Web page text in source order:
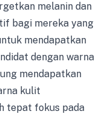
melanin dan
bagi mereka yang
mendapatkan
dengan warna
mendapatkan
kulit
tepat fokus pada